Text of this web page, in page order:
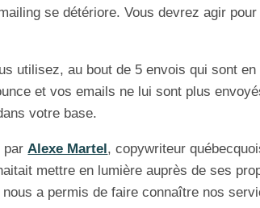
se détériore. Vous devrez agir pour
utilisez, au bout de 5 envois qui sont
et vos emails ne lui sont plus
votre base.
parAlexe Martel , copywriteur
mettre en lumière auprès de ses
a permis de faire connaître nos